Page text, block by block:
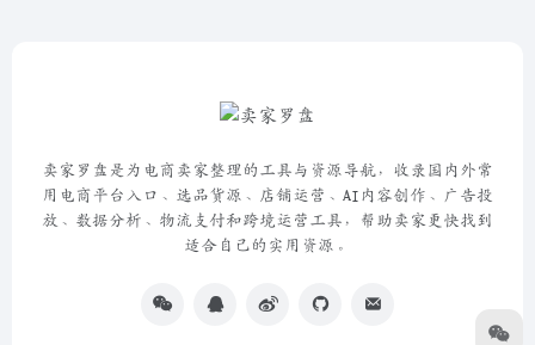
卖家罗盘是为电商卖家整理的工具与资源导航，收录国内外常
用电商平台入口、选品货源、店铺运营、AI内容创作、广告投
放、数据分析、物流支付和跨境运营工具，帮助卖家更快找到
适合自己的实用资源。